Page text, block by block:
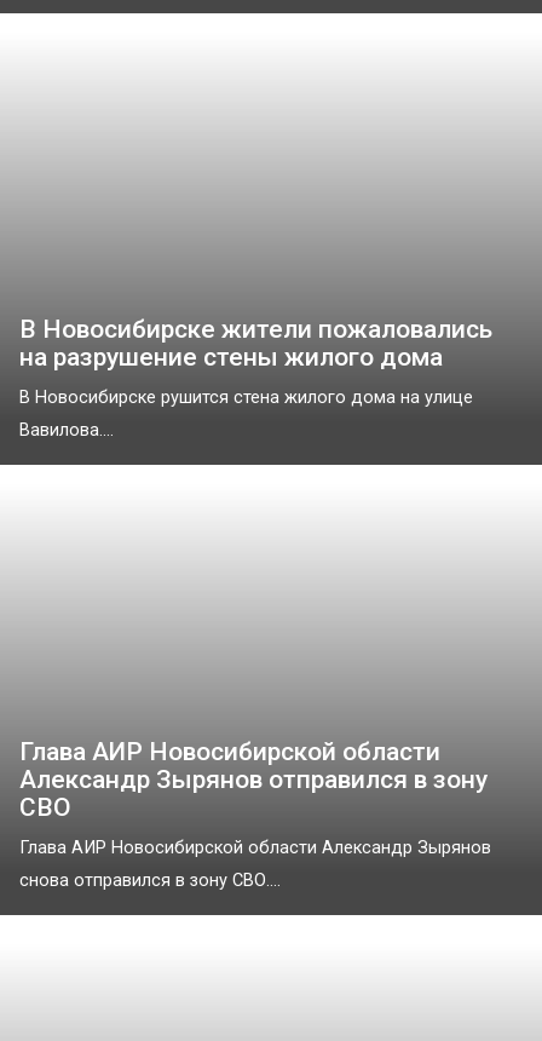
В Новосибирске жители пожаловались
на разрушение стены жилого дома
В Новосибирске рушится стена жилого дома на улице
Вавилова....
Глава АИР Новосибирской области
Александр Зырянов отправился в зону
СВО
Глава АИР Новосибирской области Александр Зырянов
снова отправился в зону СВО....